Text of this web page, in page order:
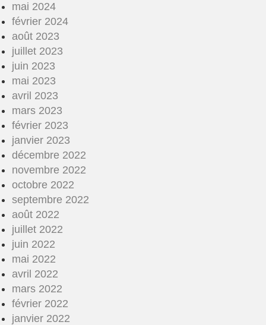
mai 2024
février 2024
août 2023
juillet 2023
juin 2023
mai 2023
avril 2023
mars 2023
février 2023
janvier 2023
décembre 2022
novembre 2022
octobre 2022
septembre 2022
août 2022
juillet 2022
juin 2022
mai 2022
avril 2022
mars 2022
février 2022
janvier 2022